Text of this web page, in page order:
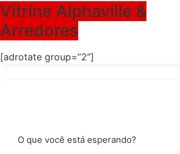
Vitrine Alphaville &
Arredores
[adrotate group=”2″]
O que você está esperando?